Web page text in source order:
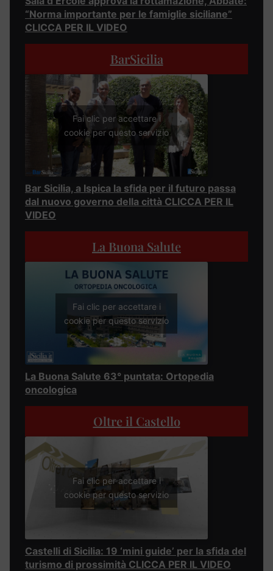
“Norma importante per le famiglie siciliane”
CLICCA PER IL VIDEO
BarSicilia
Fai clic per accettare i
cookie per questo servizio
Bar Sicilia, a Ispica la sfida per il futuro passa
dal nuovo governo della città CLICCA PER IL
VIDEO
La Buona Salute
Fai clic per accettare i
cookie per questo servizio
La Buona Salute 63° puntata: Ortopedia
oncologica
Oltre il Castello
Fai clic per accettare i
cookie per questo servizio
Castelli di Sicilia: 19 ‘mini guide’ per la sfida del
turismo di prossimità CLICCA PER IL VIDEO